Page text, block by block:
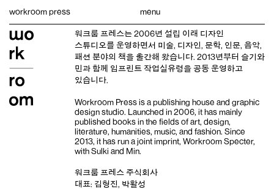
workroom press menu
워크룸 프레스는 2006년 설립 이래 디자인
스튜디오를 운영하면서 미술, 디자인, 문학, 인문, 음악,
패션 분야의 책을 출간해 왔습니다. 2013년부터 슬기와
민과 함께 임프린트 작업실유령을 공동 운영하고
있습니다.
Workroom Press is a publishing house and graphic
design studio. Launched in 2006, it has mainly
published books in the fields of art, design,
literature, humanities, music, and fashion. Since
2013, it has run a joint imprint, Workroom Specter,
with Sulki and Min.
워크룸 프레스 주식회사
대표: 김형진, 박활성